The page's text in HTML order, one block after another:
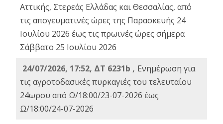
Αττικής, Στερεάς Ελλάδας και Θεσσαλίας, από
τις απογευματινές ώρες της Παρασκευής 24
Ιουλίου 2026 έως τις πρωινές ώρες σήμερα
Σάββατο 25 Ιουλίου 2026
24/07/2026, 17:52, ΔΤ 6231b , Ενημέρωση για
τις αγροτοδασικές πυρκαγιές του τελευταίου
24ωρου από Ω/18:00/23-07-2026 έως
Ω/18:00/24-07-2026